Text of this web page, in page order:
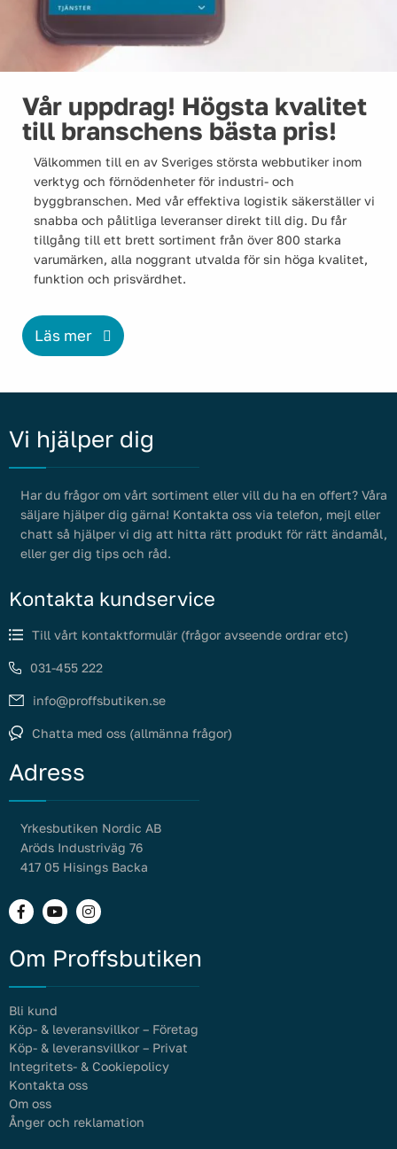
Brunnstätning
Övriga produkter inom miljöskydd
Saneringsmedel
Rätskivor
Asfaltskyffel
Vår uppdrag! Högsta kvalitet
till branschens bästa pris!
Välkommen till en av Sveriges största webbutiker inom
verktyg och förnödenheter för industri- och
byggbranschen. Med vår effektiva logistik säkerställer vi
snabba och pålitliga leveranser direkt till dig. Du får
tillgång till ett brett sortiment från över 800 starka
varumärken, alla noggrant utvalda för sin höga kvalitet,
funktion och prisvärdhet.
Läs mer
Vi hjälper dig
Har du frågor om vårt sortiment eller vill du ha en offert? Våra
säljare hjälper dig gärna! Kontakta oss via telefon, mejl eller
chatt så hjälper vi dig att hitta rätt produkt för rätt ändamål,
eller ger dig tips och råd.
Kontakta kundservice
Till vårt kontaktformulär (frågor avseende ordrar etc)
031-455 222
info@proffsbutiken.se
Chatta med oss (allmänna frågor)
Adress
Yrkesbutiken Nordic AB
Aröds Industriväg 76
417 05 Hisings Backa
Om Proffsbutiken
Bli kund
Köp- & leveransvillkor – Företag
Köp- & leveransvillkor – Privat
Integritets- & Cookiepolicy
Kontakta oss
Om oss
Ånger och reklamation